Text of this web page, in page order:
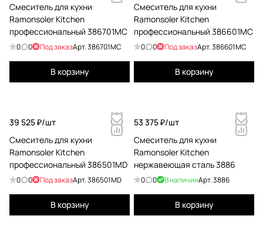
Смеситель для кухни
Ramonsoler Kitchen
профессиональный 386701MC
0 0 Под заказАрт.386701MC
В корзину
Смеситель для кухни
Ramonsoler Kitchen
профессиональный 386601MC
0 0 Под заказАрт.386601MC
В корзину
39 525 ₽/шт
Смеситель для кухни
Ramonsoler Kitchen
профессиональный 386501MD
0 0 Под заказАрт.386501MD
В корзину
53 375 ₽/шт
Смеситель для кухни
Ramonsoler Kitchen
нержавеющая сталь 3886
0 0 В наличииАрт.3886
В корзину